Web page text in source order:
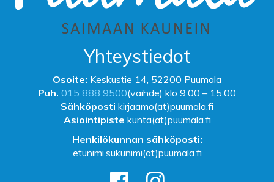
Yhteystiedot
Osoite: Keskustie 14, 52200 Puumala
Puh. 015 888 9500(vaihde) klo 9.00 – 15.00
Sähköposti kirjaamo(at)puumala.fi
Asiointipiste kunta(at)puumala.fi
Henkilökunnan sähköposti:
etunimi.sukunimi(at)puumala.fi